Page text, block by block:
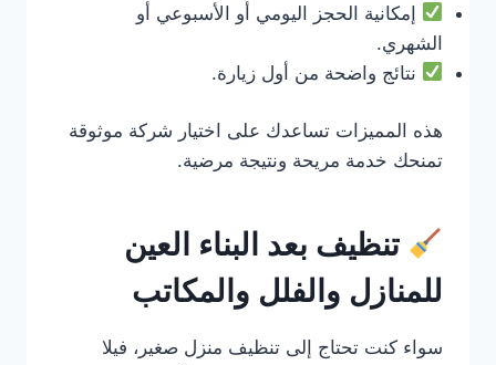
إمكانية الحجز اليومي أو الأسبوعي أو
الشهري.
نتائج واضحة من أول زيارة.
هذه المميزات تساعدك على اختيار شركة موثوقة
تمنحك خدمة مريحة ونتيجة مرضية.
تنظيف بعد البناء العين
للمنازل والفلل والمكاتب
سواء كنت تحتاج إلى تنظيف منزل صغير، فيلا